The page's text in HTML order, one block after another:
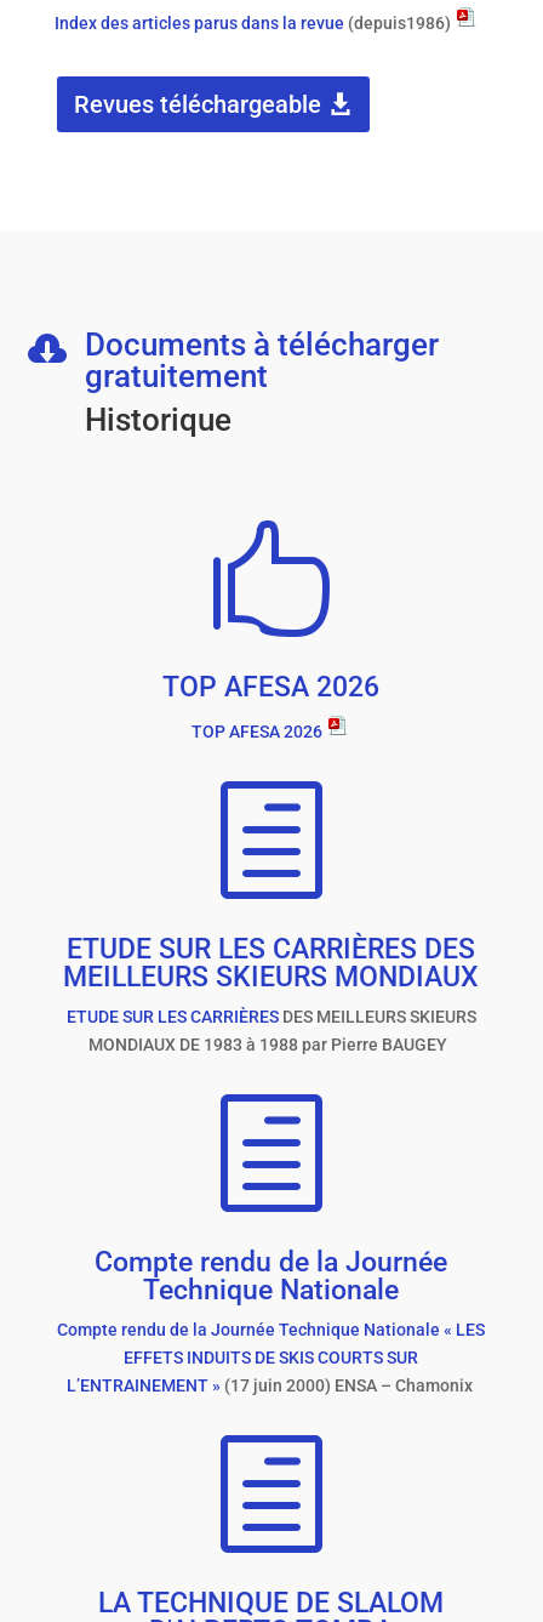
Index des articles parus dans la revue (depuis1986)
Revues téléchargeable
 Documents à télécharger
gratuitement
Historique

TOP AFESA 2026
TOP AFESA 2026
h
ETUDE SUR LES CARRIÈRES DES
MEILLEURS SKIEURS MONDIAUX
ETUDE SUR LES CARRIÈRESDES MEILLEURS SKIEURS
MONDIAUX DE 1983 à 1988 par Pierre BAUGEY
h
Compte rendu de la Journée
Technique Nationale
Compte rendu de la Journée Technique Nationale « LES
EFFETS INDUITS DE SKIS COURTS SUR
L’ENTRAINEMENT » (17 juin 2000) ENSA – Chamonix
h
LA TECHNIQUE DE SLALOM